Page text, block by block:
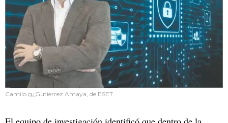
Camilo g¿Gutierrez Amaya, de ESET